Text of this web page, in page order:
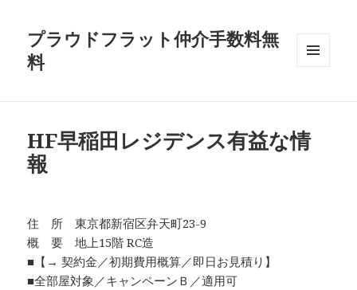
プラウドフラット仲介手数料無
料
HF早稲田レジデンス有益な情
報
住 所 東京都新宿区弁天町23-9
概 要 地上15階 RC造
■【→ 契約金／初期費用概算／即日お見積り】
■全部屋対象／キャンペーンＢ／適用可